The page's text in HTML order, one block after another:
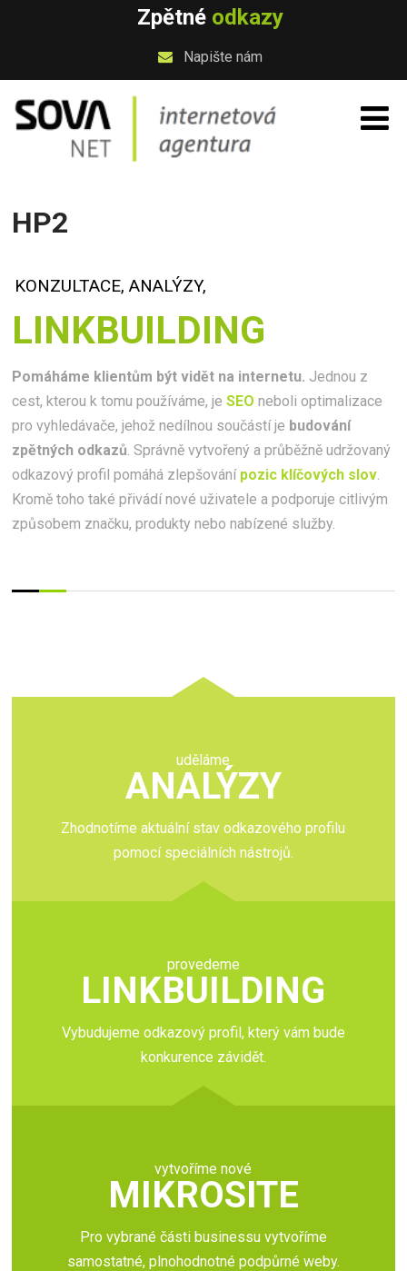
Zpětné odkazy
Napište nám
HP2
KONZULTACE, ANALÝZY,
LINKBUILDING
Pomáháme klientům být vidět na internetu. Jednou z
cest, kterou k tomu používáme, jeSEO neboli optimalizace
pro vyhledávače, jehož nedílnou součástí je budování
zpětných odkazů. Správně vytvořený a průběžně udržovaný
odkazový profil pomáhá zlepšování pozic klíčových slov.
Kromě toho také přivádí nové uživatele a podporuje citlivým
způsobem značku, produkty nebo nabízené služby.
uděláme
ANALÝZY
Zhodnotíme aktuální stav odkazového profilu
pomocí speciálních nástrojů.
provedeme
LINKBUILDING
Vybudujeme odkazový profil, který vám bude
konkurence závidět.
vytvoříme nové
MIKROSITE
Pro vybrané části businessu vytvoříme
samostatné, plnohodnotné podpůrné weby.